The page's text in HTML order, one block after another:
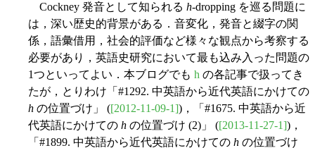
Cockney 発音として知られる h-dropping を巡る問題に
は，深い歴史的背景がある．音変化，発音と綴字の関
係，語彙借用，社会的評価など様々な観点から考察する
必要があり，英語史研究において最も込み入った問題の
1つといってよい．本ブログでも h の各記事で扱ってき
たが，とりわけ「#1292. 中英語から近代英語にかけての
h の位置づけ」 ([2012-11-09-1])，「#1675. 中英語から近
代英語にかけての h の位置づけ (2)」 ([2013-11-27-1])，
「#1899. 中英語から近代英語にかけての h の位置づけ